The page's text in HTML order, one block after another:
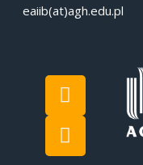
eaiib(at)agh.edu.pl